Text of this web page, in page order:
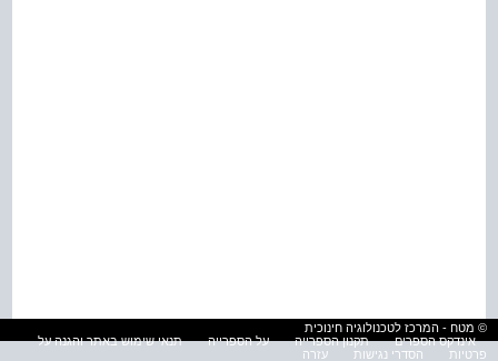
© מטח - המרכז לטכנולוגיה חינוכית
אינדקס הספרים
תקנון הספרייה על הספרייה
תנאי שימוש באתר והגנה על
פרטיות
הסדרי נגישות עזרה